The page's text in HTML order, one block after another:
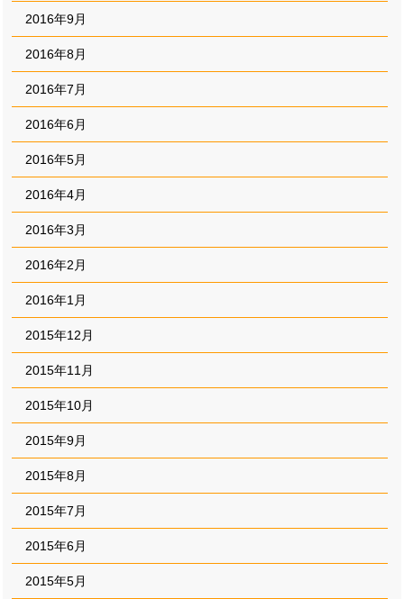
2016年9月
2016年8月
2016年7月
2016年6月
2016年5月
2016年4月
2016年3月
2016年2月
2016年1月
2015年12月
2015年11月
2015年10月
2015年9月
2015年8月
2015年7月
2015年6月
2015年5月